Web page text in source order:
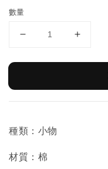
數量
種類：小物
材質：棉